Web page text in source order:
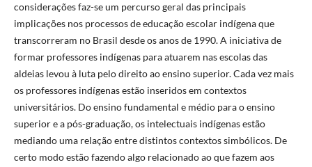
considerações faz-se um percurso geral das principais
implicações nos processos de educação escolar indígena que
transcorreram no Brasil desde os anos de 1990. A iniciativa de
formar professores indígenas para atuarem nas escolas das
aldeias levou à luta pelo direito ao ensino superior. Cada vez mais
os professores indígenas estão inseridos em contextos
universitários. Do ensino fundamental e médio para o ensino
superior e a pós-graduação, os intelectuais indígenas estão
mediando uma relação entre distintos contextos simbólicos. De
certo modo estão fazendo algo relacionado ao que fazem aos